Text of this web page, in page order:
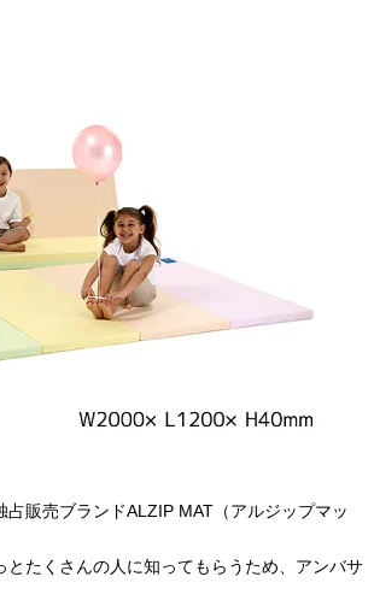
占販売ブランドALZIP MAT（アルジップマッ
とたくさんの人に知ってもらうため、アンバサ